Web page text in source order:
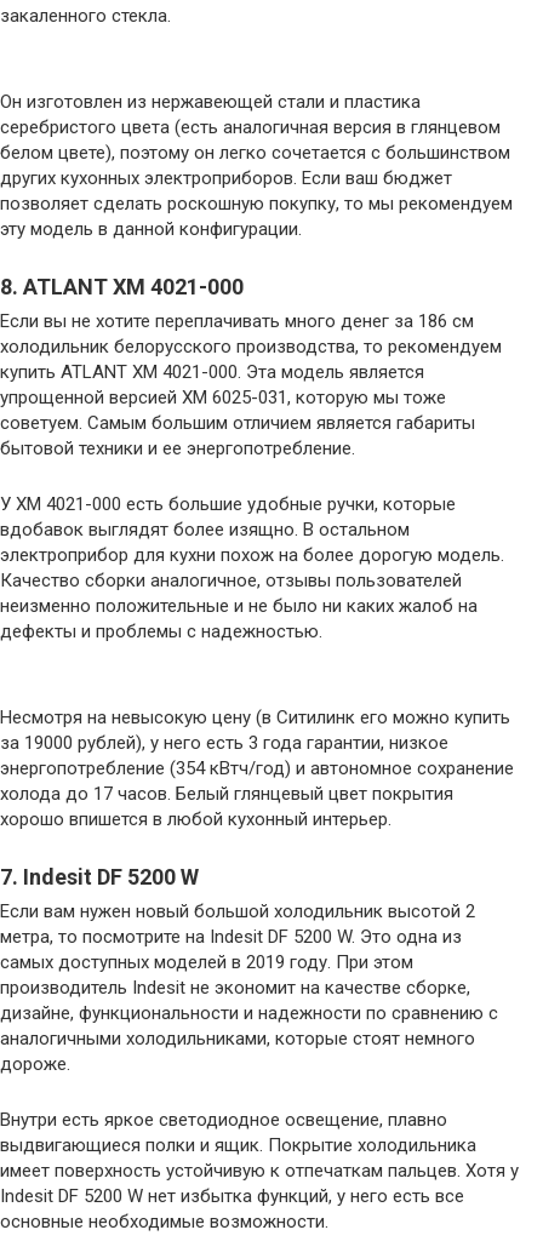
закаленного стекла.
Он изготовлен из нержавеющей стали и пластика
серебристого цвета (есть аналогичная версия в глянцевом
белом цвете), поэтому он легко сочетается с большинством
других кухонных электроприборов. Если ваш бюджет
позволяет сделать роскошную покупку, то мы рекомендуем
эту модель в данной конфигурации.
8. ATLANT ХМ 4021-000
Если вы не хотите переплачивать много денег за 186 см
холодильник белорусского производства, то рекомендуем
купить ATLANT ХМ 4021-000. Эта модель является
упрощенной версией ХМ 6025-031, которую мы тоже
советуем. Самым большим отличием является габариты
бытовой техники и ее энергопотребление.
У ХМ 4021-000 есть большие удобные ручки, которые
вдобавок выглядят более изящно. В остальном
электроприбор для кухни похож на более дорогую модель.
Качество сборки аналогичное, отзывы пользователей
неизменно положительные и не было ни каких жалоб на
дефекты и проблемы с надежностью.
Несмотря на невысокую цену (в Ситилинк его можно купить
за 19000 рублей), у него есть 3 года гарантии, низкое
энергопотребление (354 кВтч/год) и автономное сохранение
холода до 17 часов. Белый глянцевый цвет покрытия
хорошо впишется в любой кухонный интерьер.
7. Indesit DF 5200 W
Если вам нужен новый большой холодильник высотой 2
метра, то посмотрите на Indesit DF 5200 W. Это одна из
самых доступных моделей в 2019 году. При этом
производитель Indesit не экономит на качестве сборке,
дизайне, функциональности и надежности по сравнению с
аналогичными холодильниками, которые стоят немного
дороже.
Внутри есть яркое светодиодное освещение, плавно
выдвигающиеся полки и ящик. Покрытие холодильника
имеет поверхность устойчивую к отпечаткам пальцев. Хотя у
Indesit DF 5200 W нет избытка функций, у него есть все
основные необходимые возможности.